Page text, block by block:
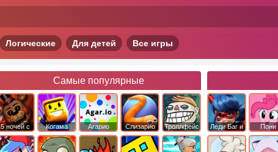
Логические Для детей Все игры
Самые популярные
5 ночей с
фредди
Когама Агарио Слизарио
Троллфейс
квест
Леди Баг и
Супер Кот
Пони
Дружба